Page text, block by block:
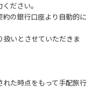
ださい。
約の銀行口座より自動的に
扱いとさせていただきま
た時点をもって手配旅行